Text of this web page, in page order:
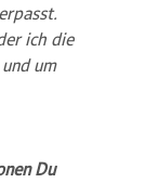
ich die
um
Du